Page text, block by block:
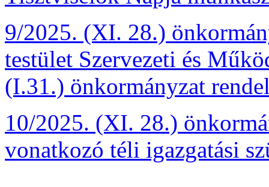
9/2025. (XI. 28.)
testület Szervezeti és
(I.31.) önkormányzat
10/2025. (XI. 28.)
vonatkozó téli igazgatási